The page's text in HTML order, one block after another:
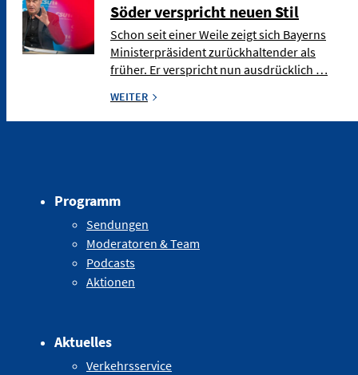
Söder verspricht neuen Stil
Schon seit einer Weile zeigt sich Bayerns
Ministerpräsident zurückhaltender als
früher. Er verspricht nun ausdrücklich …
WEITER
Programm
Sendungen
Moderatoren & Team
Podcasts
Aktionen
Aktuelles
Verkehrsservice